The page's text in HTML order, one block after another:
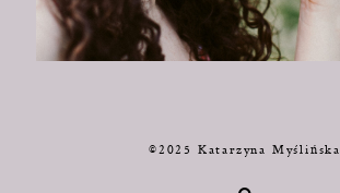
©2025 Katarzyna Myślińska